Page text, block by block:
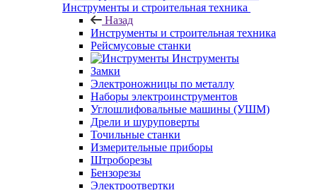
Инструменты и строительная техника
Назад
Инструменты и строительная техника
Рейсмусовые станки
Инструменты
Замки
Электроножницы по металлу
Наборы электроинструментов
Углошлифовальные машины (УШМ)
Дрели и шуруповерты
Точильные станки
Измерительные приборы
Штроборезы
Бензорезы
Электроотвертки